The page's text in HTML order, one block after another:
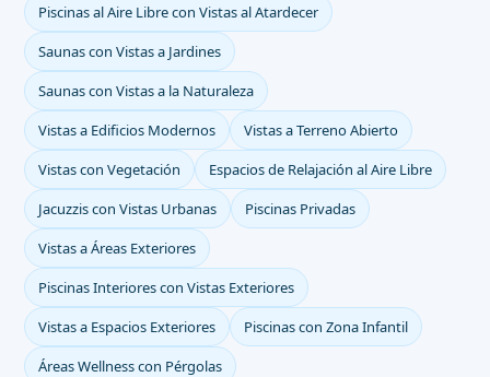
Piscinas al Aire Libre con Vistas al Atardecer
Saunas con Vistas a Jardines
Saunas con Vistas a la Naturaleza
Vistas a Edificios Modernos
Vistas a Terreno Abierto
Vistas con Vegetación
Espacios de Relajación al Aire Libre
Jacuzzis con Vistas Urbanas
Piscinas Privadas
Vistas a Áreas Exteriores
Piscinas Interiores con Vistas Exteriores
Vistas a Espacios Exteriores
Piscinas con Zona Infantil
Áreas Wellness con Pérgolas